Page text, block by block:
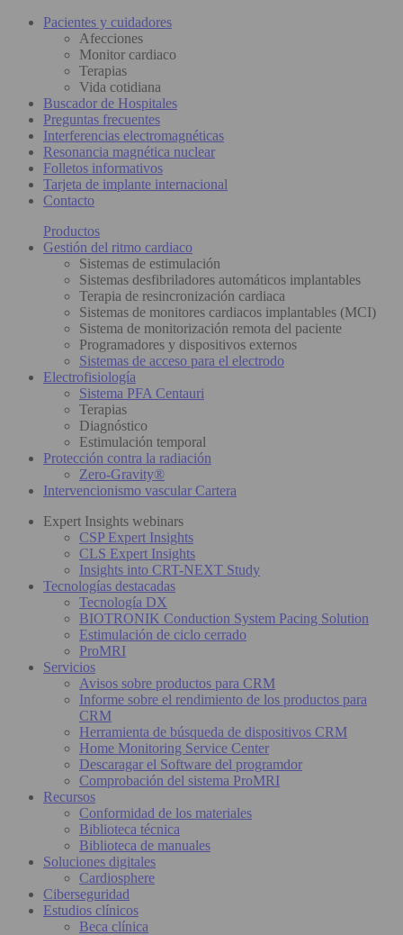
Pacientes y cuidadores
Afecciones
Monitor cardiaco
Terapias
Vida cotidiana
Buscador de Hospitales
Preguntas frecuentes
Interferencias electromagnéticas
Resonancia magnética nuclear
Folletos informativos
Tarjeta de implante internacional
Contacto
Productos
Gestión del ritmo cardiaco
Sistemas de estimulación
Sistemas desfibriladores automáticos implantables
Terapia de resincronización cardiaca
Sistemas de monitores cardiacos implantables (MCI)
Sistema de monitorización remota del paciente
Programadores y dispositivos externos
Sistemas de acceso para el electrodo
Electrofisiología
Sistema PFA Centauri
Terapias
Diagnóstico
Estimulación temporal
Protección contra la radiación
Zero-Gravity®
Intervencionismo vascular Cartera
Expert Insights webinars
CSP Expert Insights
CLS Expert Insights
Insights into CRT-NEXT Study
Tecnologías destacadas
Tecnología DX
BIOTRONIK Conduction System Pacing Solution
Estimulación de ciclo cerrado
ProMRI
Servicios
Avisos sobre productos para CRM
Informe sobre el rendimiento de los productos para
CRM
Herramienta de búsqueda de dispositivos CRM
Home Monitoring Service Center
Descaragar el Software del programdor
Comprobación del sistema ProMRI
Recursos
Conformidad de los materiales
Biblioteca técnica
Biblioteca de manuales
Soluciones digitales
Cardiosphere
Ciberseguridad
Estudios clínicos
Beca clínica